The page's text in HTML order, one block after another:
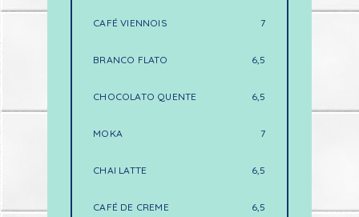
CAFÉ VIENNOIS 7
BRANCO FLATO 6,5
CHOCOLATO QUENTE 6,5
MOKA 7
CHAI LATTE 6,5
CAFÉ DE CREME 6,5